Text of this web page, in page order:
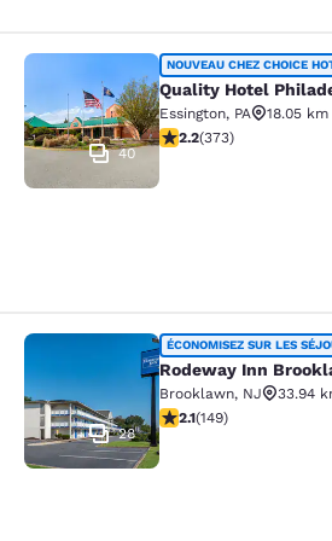
Quality Hotel
40
NOUVEAU CHEZ CHOICE
Quality Hotel
Essington, PA
18.05 km
2.2 étoiles. Moyen. 373
2.2(373)
Rodeway Inn
28
ÉCONOMISEZ SUR LES
Rodeway Inn
Brooklawn, NJ
33.94
2.07 étoiles. Moyen. 149
2.1(149)